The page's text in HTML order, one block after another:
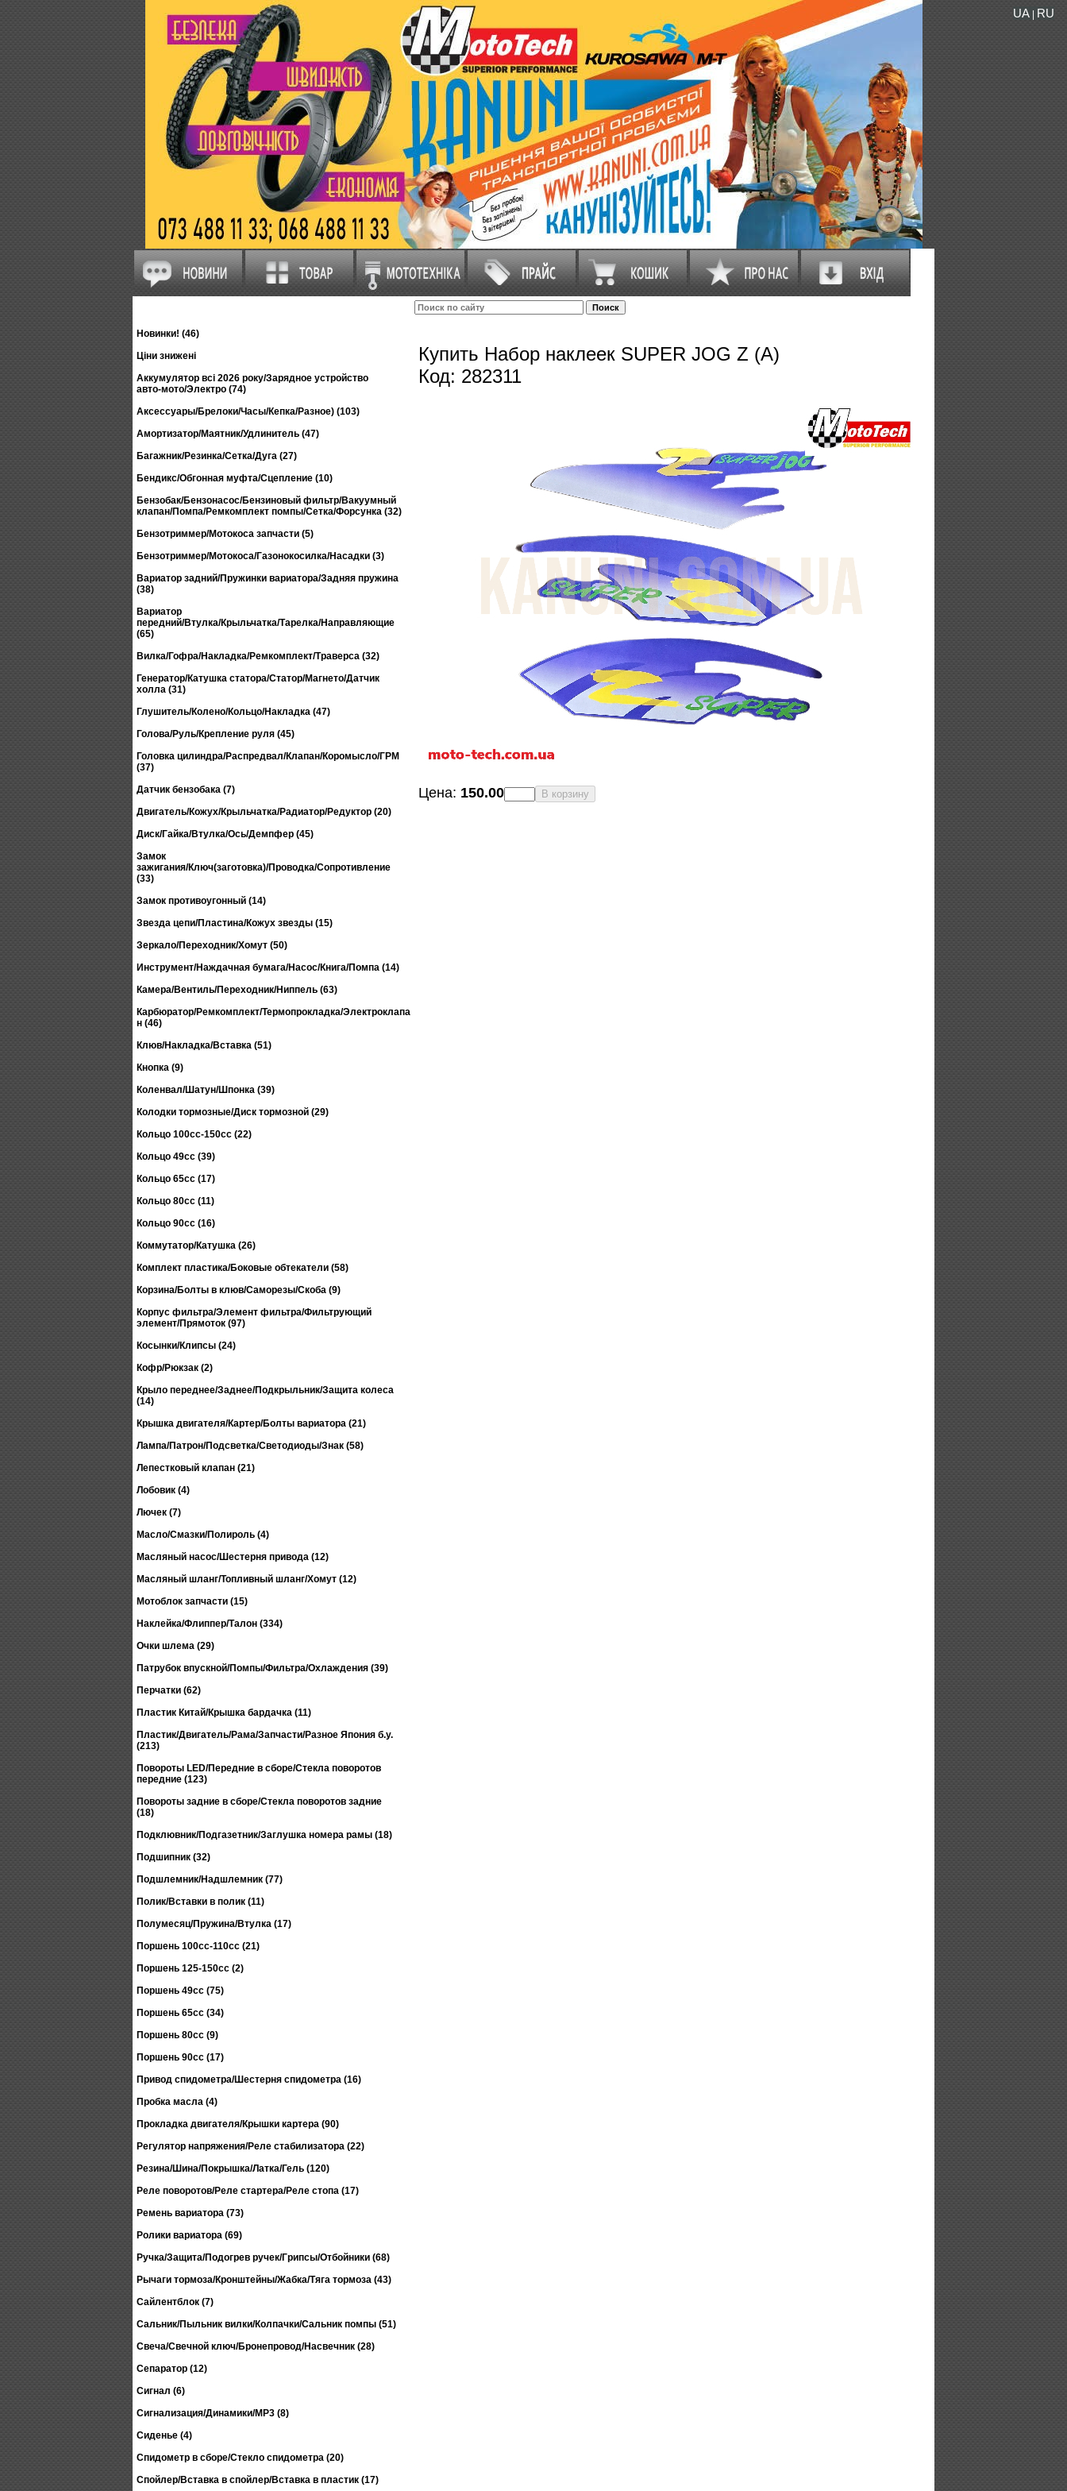
UA RU
Новинки! (46)
Ціни знижені
Аккумулятор всі 2026 року/Зарядное устройство
авто-мото/Электро (74)
Аксессуары/Брелоки/Часы/Кепка/Разное) (103)
Амортизатор/Маятник/Удлинитель (47)
Багажник/Резинка/Сетка/Дуга (27)
Бендикс/Обгонная муфта/Сцепление (10)
Бензобак/Бензонасос/Бензиновый фильтр/Вакуумный
клапан/Помпа/Ремкомплект помпы/Сетка/Форсунка (32)
Бензотриммер/Мотокоса запчасти (5)
Бензотриммер/Мотокоса/Газонокосилка/Насадки (3)
Вариатор задний/Пружинки вариатора/Задняя пружина
(38)
Вариатор
передний/Втулка/Крыльчатка/Тарелка/Направляющие
(65)
Вилка/Гофра/Накладка/Ремкомплект/Траверса (32)
Генератор/Катушка статора/Статор/Магнето/Датчик
холла (31)
Глушитель/Колено/Кольцо/Накладка (47)
Голова/Руль/Крепление руля (45)
Головка цилиндра/Распредвал/Клапан/Коромысло/ГРМ
(37)
Датчик бензобака (7)
Двигатель/Кожух/Крыльчатка/Радиатор/Редуктор (20)
Диск/Гайка/Втулка/Ось/Демпфер (45)
Замок
зажигания/Ключ(заготовка)/Проводка/Сопротивление
(33)
Замок противоугонный (14)
Звезда цепи/Пластина/Кожух звезды (15)
Зеркало/Переходник/Хомут (50)
Инструмент/Наждачная бумага/Насос/Книга/Помпа (14)
Камера/Вентиль/Переходник/Ниппель (63)
Карбюратор/Ремкомплект/Термопрокладка/Электроклапа
н (46)
Клюв/Накладка/Вставка (51)
Кнопка (9)
Коленвал/Шатун/Шпонка (39)
Колодки тормозные/Диск тормозной (29)
Кольцо 100сс-150сс (22)
Кольцо 49сс (39)
Кольцо 65сс (17)
Кольцо 80сс (11)
Кольцо 90сс (16)
Коммутатор/Катушка (26)
Комплект пластика/Боковые обтекатели (58)
Корзина/Болты в клюв/Саморезы/Скоба (9)
Корпус фильтра/Элемент фильтра/Фильтрующий
элемент/Прямоток (97)
Косынки/Клипсы (24)
Кофр/Рюкзак (2)
Крыло переднее/Заднее/Подкрыльник/Защита колеса
(14)
Крышка двигателя/Картер/Болты вариатора (21)
Лампа/Патрон/Подсветка/Светодиоды/Знак (58)
Лепестковый клапан (21)
Лобовик (4)
Лючек (7)
Масло/Смазки/Полироль (4)
Масляный насос/Шестерня привода (12)
Масляный шланг/Топливный шланг/Хомут (12)
Мотоблок запчасти (15)
Наклейка/Флиппер/Талон (334)
Очки шлема (29)
Патрубок впускной/Помпы/Фильтра/Охлаждения (39)
Перчатки (62)
Пластик Китай/Крышка бардачка (11)
Пластик/Двигатель/Рама/Запчасти/Разное Япония б.у.
(213)
Повороты LED/Передние в сборе/Стекла поворотов
передние (123)
Повороты задние в сборе/Стекла поворотов задние
(18)
Подклювник/Подгазетник/Заглушка номера рамы (18)
Подшипник (32)
Подшлемник/Надшлемник (77)
Полик/Вставки в полик (11)
Полумесяц/Пружина/Втулка (17)
Поршень 100сс-110сс (21)
Поршень 125-150сс (2)
Поршень 49сс (75)
Поршень 65сс (34)
Поршень 80сс (9)
Поршень 90сс (17)
Привод спидометра/Шестерня спидометра (16)
Пробка масла (4)
Прокладка двигателя/Крышки картера (90)
Регулятор напряжения/Реле стабилизатора (22)
Резина/Шина/Покрышка/Латка/Гель (120)
Реле поворотов/Реле стартера/Реле стопа (17)
Ремень вариатора (73)
Ролики вариатора (69)
Ручка/Защита/Подогрев ручек/Грипсы/Отбойники (68)
Рычаги тормоза/Кронштейны/Жабка/Тяга тормоза (43)
Сайлентблок (7)
Сальник/Пыльник вилки/Колпачки/Сальник помпы (51)
Свеча/Свечной ключ/Бронепровод/Насвечник (28)
Сепаратор (12)
Сигнал (6)
Сигнализация/Динамики/MP3 (8)
Сиденье (4)
Спидометр в сборе/Стекло спидометра (20)
Спойлер/Вставка в спойлер/Вставка в пластик (17)
Купить Набор наклеек SUPER JOG Z (A)
Код: 282311
Цена: 150.00 В корзину